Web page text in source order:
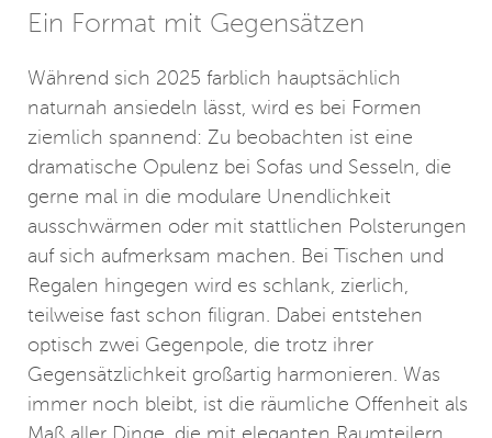
Ein Format mit Gegensätzen
Während sich 2025 farblich hauptsächlich
naturnah ansiedeln lässt, wird es bei Formen
ziemlich spannend: Zu beobachten ist eine
dramatische Opulenz bei Sofas und Sesseln, die
gerne mal in die modulare Unendlichkeit
ausschwärmen oder mit stattlichen Polsterungen
auf sich aufmerksam machen. Bei Tischen und
Regalen hingegen wird es schlank, zierlich,
teilweise fast schon filigran. Dabei entstehen
optisch zwei Gegenpole, die trotz ihrer
Gegensätzlichkeit großartig harmonieren. Was
immer noch bleibt, ist die räumliche Offenheit als